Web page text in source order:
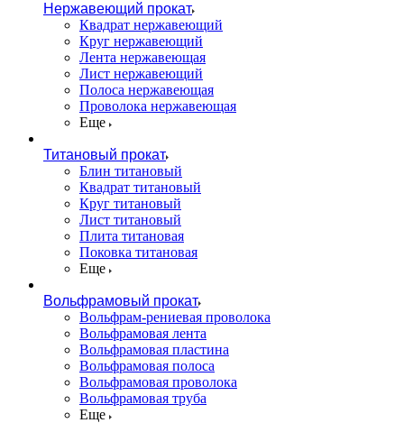
Нержавеющий прокат
Квадрат нержавеющий
Круг нержавеющий
Лента нержавеющая
Лист нержавеющий
Полоса нержавеющая
Проволока нержавеющая
Еще
Титановый прокат
Блин титановый
Квадрат титановый
Круг титановый
Лист титановый
Плита титановая
Поковка титановая
Еще
Вольфрамовый прокат
Вольфрам-рениевая проволока
Вольфрамовая лента
Вольфрамовая пластина
Вольфрамовая полоса
Вольфрамовая проволока
Вольфрамовая труба
Еще